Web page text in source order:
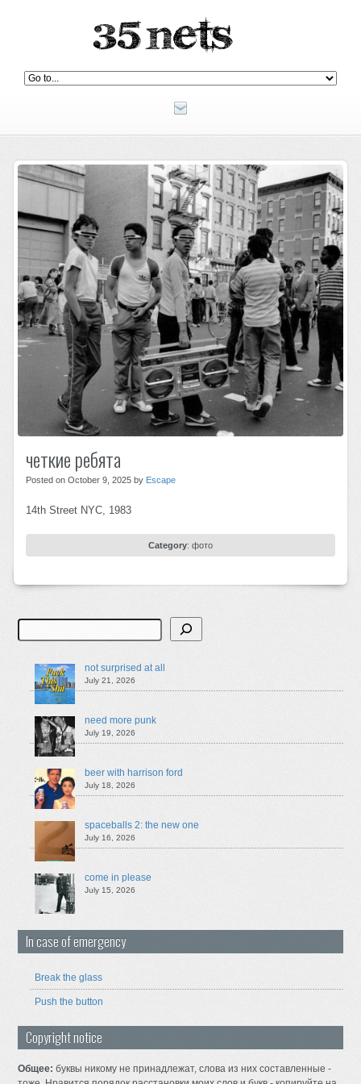
четкие ребята
Posted on October 9, 2025 by Escape
14th Street NYC, 1983
Category: фото
Search
not surprised at all
July 21, 2026
need more punk
July 19, 2026
beer with harrison ford
July 18, 2026
spaceballs 2: the new one
July 16, 2026
come in please
July 15, 2026
In case of emergency
Break the glass
Push the button
Copyright notice
Общее: буквы никому не принадлежат, слова из них составленные -